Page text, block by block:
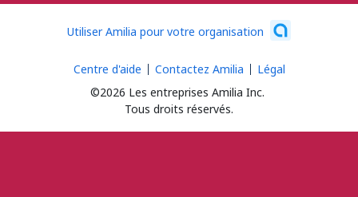
Utiliser Amilia pour votre organisation
©2026 Les entreprises Amilia Inc.
Tous droits réservés.
Centre d'aide Contactez Amilia Légal